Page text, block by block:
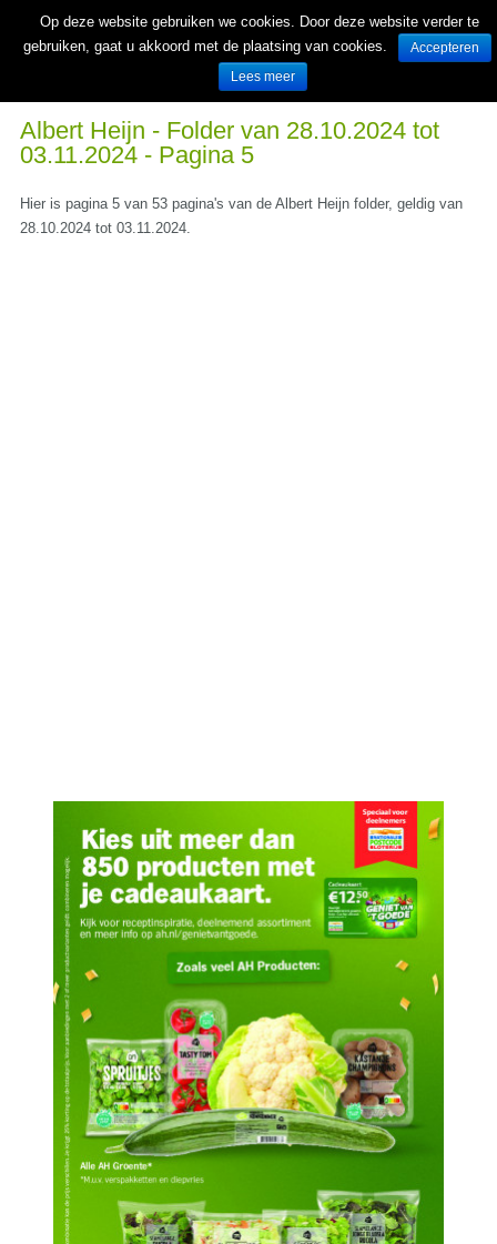
Wekelijks nieuwe folders van Nederlandse supermarkten en winkels
Albert Heijn - Folder van 28.10.2024 tot
03.11.2024 - Pagina 5
Hier is pagina 5 van 53 pagina's van de Albert Heijn folder, geldig van
28.10.2024 tot 03.11.2024.
Op deze website gebruiken we cookies. Door deze website verder te
gebruiken, gaat u akkoord met de plaatsing van cookies.
Accepteren
Lees meer